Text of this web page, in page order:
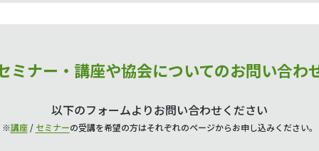
ミナー・講座や協会についてのお問い合わ
以下のフォームよりお問い合わせください
※講座/ セミナーの受講を希望の方はそれぞれのページからお申し込みください。